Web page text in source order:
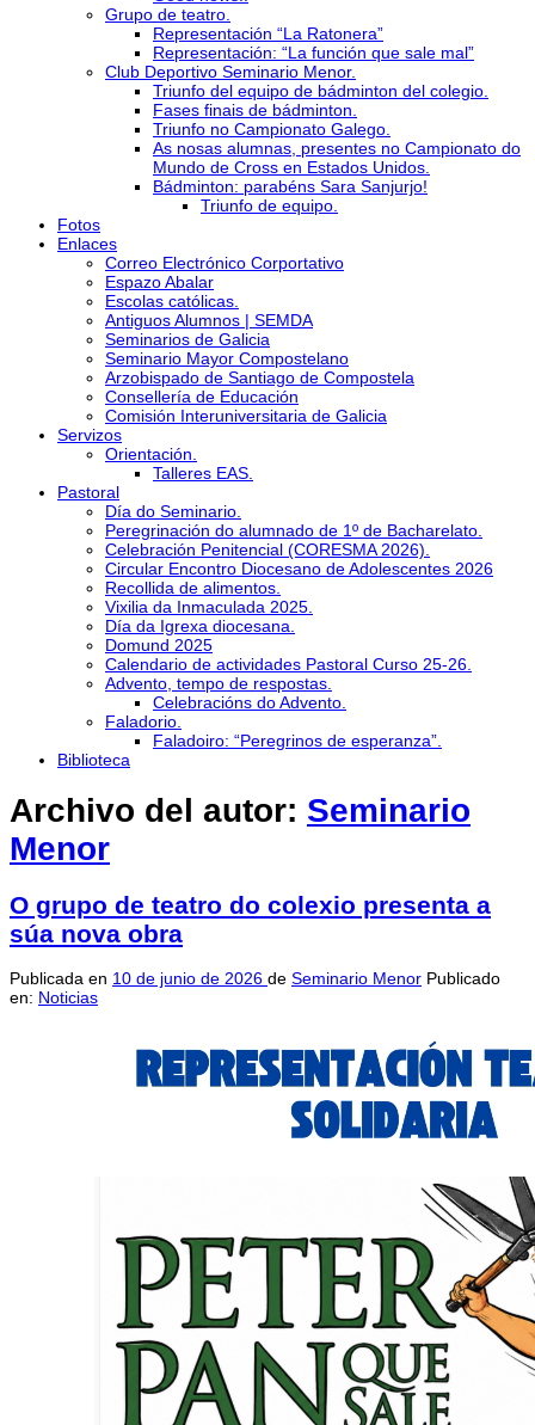
Grupo de teatro.
Representación “La Ratonera”
Representación: “La función que sale mal”
Club Deportivo Seminario Menor.
Triunfo del equipo de bádminton del colegio.
Fases finais de bádminton.
Triunfo no Campionato Galego.
As nosas alumnas, presentes no Campionato do
Mundo de Cross en Estados Unidos.
Bádminton: parabéns Sara Sanjurjo!
Triunfo de equipo.
Fotos
Enlaces
Correo Electrónico Corportativo
Espazo Abalar
Escolas católicas.
Antiguos Alumnos | SEMDA
Seminarios de Galicia
Seminario Mayor Compostelano
Arzobispado de Santiago de Compostela
Consellería de Educación
Comisión Interuniversitaria de Galicia
Servizos
Orientación.
Talleres EAS.
Pastoral
Día do Seminario.
Peregrinación do alumnado de 1º de Bacharelato.
Celebración Penitencial (CORESMA 2026).
Circular Encontro Diocesano de Adolescentes 2026
Recollida de alimentos.
Vixilia da Inmaculada 2025.
Día da Igrexa diocesana.
Domund 2025
Calendario de actividades Pastoral Curso 25-26.
Advento, tempo de respostas.
Celebracións do Advento.
Faladorio.
Faladoiro: “Peregrinos de esperanza”.
Biblioteca
Archivo del autor: Seminario
Menor
O grupo de teatro do colexio presenta a
súa nova obra
Publicada en 10 de junio de 2026 de Seminario Menor Publicado
en: Noticias